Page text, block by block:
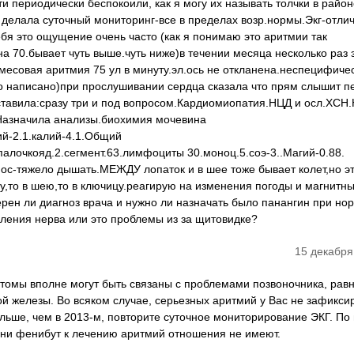
беспокоили, как я могу их называть толчки в
суточный мониторинг-все в пределах возр.нормы.Экг-
это ощущение очень часто (как я понимаю это аритмии так
чуть выше.чуть ниже)в течении месяца несколько раз
аритмия 75 ул в минуту.эл.ось не
прослушивании сердца сказала что прям слышит
три и под вопросом.Кардиомиопатия.НЦД и
анализы.биохимия мочевина
2.1.калий-4.1.Общий
30.моноц.5.соэ-3..Магий-0.88.
тяжело дышать.МЕЖДУ лопаток и в шее тоже бывает колет,но
в шею,то в ключицу.реагирую на изменения погоды и
ли диагноз врача и нужно ли назначать было панангин при
нерва или это проблемы из за щитовидке?
15
вполне могут быть связаны с проблемами позвоночника,
железы. Во всяком случае, серьезных аритмий у Вас не
чем в 2013-м, повторите суточное мониторирование ЭКГ. По
фенибут к лечению аритмий отношения не имеют.